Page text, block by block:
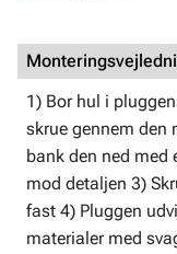
1) Bor hul i
skrue gennem den
bank den ned
mod detaljen 3)
fast 4) Pluggen
materialer med